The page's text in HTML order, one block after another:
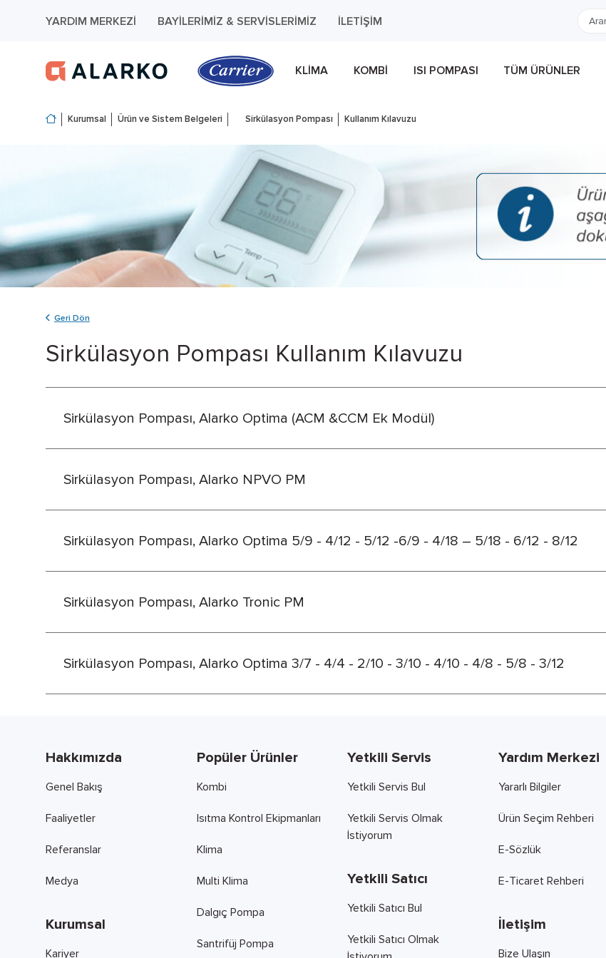
YARDIM MERKEZI BAYILERIMIZ & SERVISLERIMIZ İLETIŞIM
KLIMA KOMBI ISI POMPASI TÜM ÜRÜNLER
Kurumsal Ürün ve Sistem Belgeleri Sirkülasyon Pompası Kullanım Kılavuzu
Geri Dön
Sirkülasyon Pompası Kullanım Kılavuzu
Sirkülasyon Pompası, Alarko Optima (ACM &CCM Ek Modül)
Sirkülasyon Pompası, Alarko NPVO PM
Sirkülasyon Pompası, Alarko Optima 5/9 - 4/12 - 5/12 -6/9 - 4/18 – 5/18 - 6/12 - 8/12
Sirkülasyon Pompası, Alarko Tronic PM
Sirkülasyon Pompası, Alarko Optima 3/7 - 4/4 - 2/10 - 3/10 - 4/10 - 4/8 - 5/8 - 3/12
Hakkımızda
Genel Bakış
Faaliyetler
Referanslar
Medya
Kurumsal
Kariyer
Popüler Ürünler
Kombi
Isıtma Kontrol Ekipmanları
Klima
Multi Klima
Dalgıç Pompa
Santrifüj Pompa
Yetkili Servis
Yetkili Servis Bul
Yetkili Servis Olmak
İstiyorum
Yetkili Satıcı
Yetkili Satıcı Bul
Yetkili Satıcı Olmak
Yardım Merkezi
Yararlı Bilgiler
Ürün Seçim Rehberi
E-Sözlük
E-Ticaret Rehberi
İletişim
Bize Ulaşın